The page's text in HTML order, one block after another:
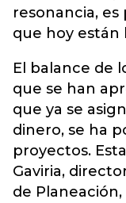
resonancia,
que hoy están
El balance de
que se han
que ya se
dinero, se ha
proyectos.
Gaviria,
de Planeación,